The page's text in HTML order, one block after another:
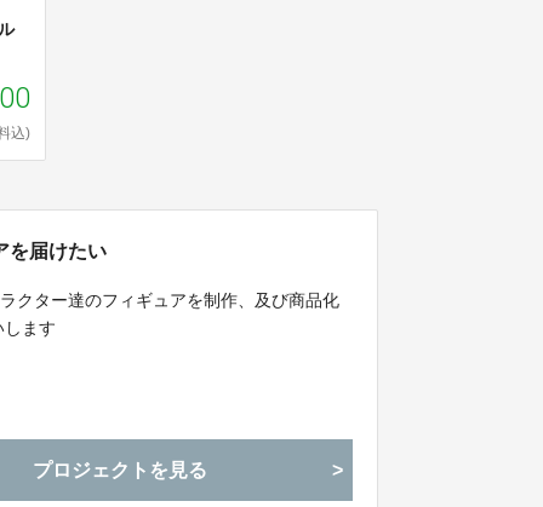
込)
を届けたい
クター達のフィギュアを制作、及び商品化
ます
プロジェクトを見る